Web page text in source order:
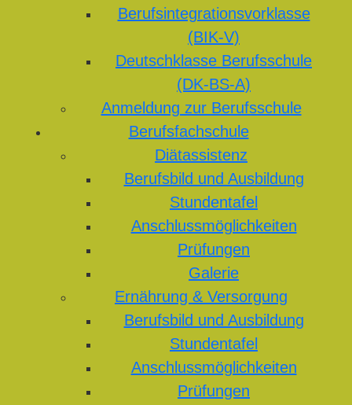
Berufsintegrationsvorklasse
(BIK-V)
Deutschklasse Berufsschule
(DK-BS-A)
Anmeldung zur Berufsschule
Berufsfachschule
Diätassistenz
Berufsbild und Ausbildung
Stundentafel
Anschlussmöglichkeiten
Prüfungen
Galerie
Ernährung & Versorgung
Berufsbild und Ausbildung
Stundentafel
Anschlussmöglichkeiten
Prüfungen